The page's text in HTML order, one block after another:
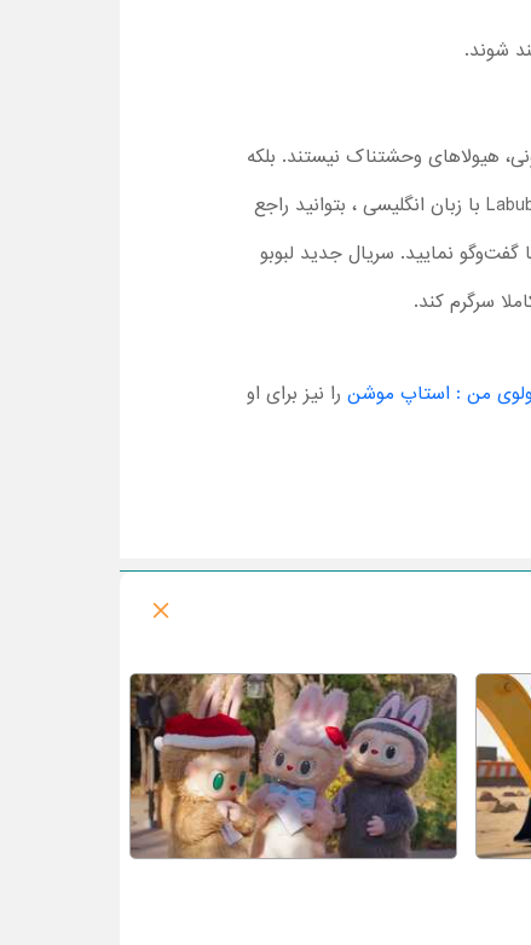
شوند.
این سریال کارتونی، هیولاهای وحشتناک نیستند. بلکه
از اساطیر اسکاندیناوی الهام گرفته شده‌اند. همین موضوع هم سبب شده که پس از تماشا کارتون کامل Labubu Musical با زبان انگلیسی ، بتوانید راجع
گفت‌وگو نمایید. سریال جدید لبوبو
من : استاپ موشن را نیز برای او